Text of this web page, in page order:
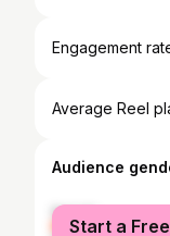
Engagement
Average Reel
Audience
female
Start a